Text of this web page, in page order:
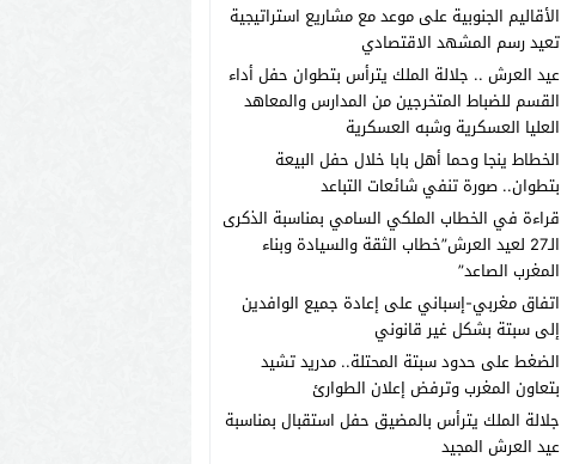
الأقاليم الجنوبية على موعد مع مشاريع استراتيجية
تعيد رسم المشهد الاقتصادي
عيد العرش .. جلالة الملك يترأس بتطوان حفل أداء
القسم للضباط المتخرجين من المدارس والمعاهد
العليا العسكرية وشبه العسكرية
الخطاط ينجا وحما أهل بابا خلال حفل البيعة
بتطوان.. صورة تنفي شائعات التباعد
قراءة في الخطاب الملكي السامي بمناسبة الذكرى
الـ27 لعيد العرش”خطاب الثقة والسيادة وبناء
المغرب الصاعد”
اتفاق مغربي-إسباني على إعادة جميع الوافدين
إلى سبتة بشكل غير قانوني
الضغط على حدود سبتة المحتلة.. مدريد تشيد
بتعاون المغرب وترفض إعلان الطوارئ
جلالة الملك يترأس بالمضيق حفل استقبال بمناسبة
عيد العرش المجيد